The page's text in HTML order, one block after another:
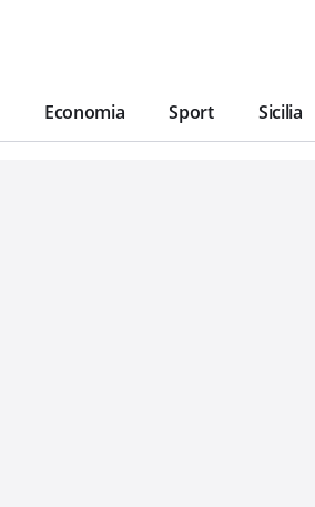
Economia Sport Sicilia